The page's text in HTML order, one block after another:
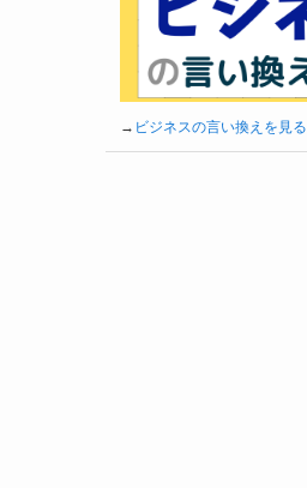
→ ビジネスの言い換えを見る